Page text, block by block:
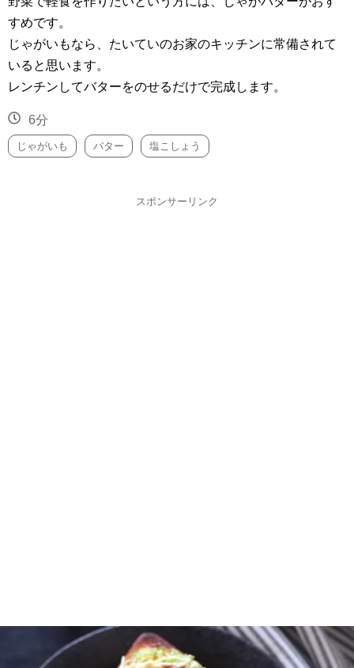
すめです。
じゃがいもなら、たいていのお家のキッチンに常備されて
いると思います。
レンチンしてバターをのせるだけで完成します。
6分
じゃがいも バター 塩こしょう
スポンサーリンク